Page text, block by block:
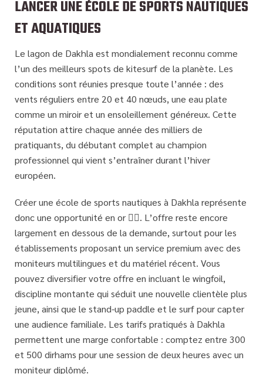
LANCER UNE ÉCOLE DE SPORTS NAUTIQUES
ET AQUATIQUES
Le lagon de Dakhla est mondialement reconnu comme
l’un des meilleurs spots de kitesurfde la planète. Les
conditions sont réunies presque toute l’année : des
vents réguliers entre 20 et 40 nœuds, une eau plate
comme un miroir et un ensoleillement généreux. Cette
réputation attire chaque année des milliers de
pratiquants, du débutant complet au champion
professionnel qui vient s’entraîner durant l’hiver
européen.
Créer une école de sports nautiques à Dakhla représente
donc une opportunité en or 🏄‍♂️. L’offre reste encore
largement en dessous de la demande, surtout pour les
établissements proposant un service premium avec des
moniteurs multilingues et du matériel récent. Vous
pouvez diversifier votre offre en incluant le wingfoil,
discipline montante qui séduit une nouvelle clientèle plus
jeune, ainsi que le stand-up paddle et le surf pour capter
une audience familiale. Les tarifs pratiqués à Dakhla
permettent une marge confortable : comptez entre 300
et 500 dirhams pour une session de deux heures avec un
moniteur diplômé.